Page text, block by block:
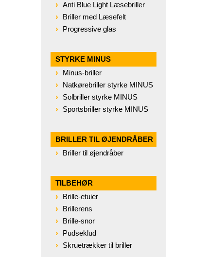
Anti Blue Light Læsebriller
Briller med Læsefelt
Progressive glas
STYRKE MINUS
Minus-briller
Natkørebriller styrke MINUS
Solbriller styrke MINUS
Sportsbriller styrke MINUS
BRILLER TIL ØJENDRÅBER
Briller til øjendråber
TILBEHØR
Brille-etuier
Brillerens
Brille-snor
Pudseklud
Skruetrækker til briller